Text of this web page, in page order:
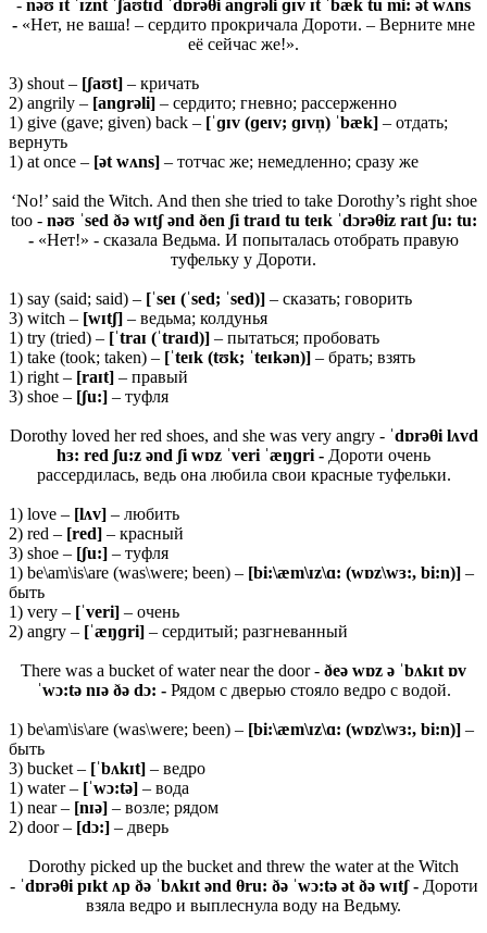
- nəʊ ɪt ˈɪznt ˈʃaʊtɪd ˈdɒrəθi anɡrəli ɡɪv ɪt ˈbæk tu mi: ət wʌns
- «Нет, не ваша! – сердито прокричала Дороти. – Верните мне
её сейчас же!».
3) shout – [ʃaʊt] – кричать
2) angrily – [anɡrəli] – сердито; гневно; рассерженно
1) give (gave; given) back – [ˈɡɪv (ɡeɪv; ɡɪvn̩) ˈbæk] – отдать;
вернуть
1) at once – [ət wʌns] – тотчас же; немедленно; сразу же
‘No!’ said the Witch. And then she tried to take Dorothy’s right shoe
too - nəʊ ˈsed ðə wɪtʃ ənd ðen ʃi traɪd tu teɪk ˈdɔrəθiz raɪt ʃu: tu:
- «Нет!» - сказала Ведьма. И попыталась отобрать правую
туфельку у Дороти.
1) say (said; said) – [ˈseɪ (ˈsed; ˈsed)] – сказать; говорить
3) witch – [wɪtʃ] – ведьма; колдунья
1) try (tried) – [ˈtraɪ (ˈtraɪd)] – пытаться; пробовать
1) take (took; taken) – [ˈteɪk (tʊk; ˈteɪkən)] – брать; взять
1) right – [raɪt] – правый
3) shoe – [ʃu:] – туфля
Dorothy loved her red shoes, and she was very angry - ˈdɒrəθi lʌvd
hɜ: red ʃu:z ənd ʃi wɒz ˈveri ˈæŋɡri - Дороти очень
рассердилась, ведь она любила свои красные туфельки.
1) love – [lʌv] – любить
2) red – [red] – красный
3) shoe – [ʃu:] – туфля
1) be\am\is\are (was\were; been) – [bi:\æm\ɪz\ɑ: (wɒz\wɜ:, bi:n)] –
быть
1) very – [ˈveri] – очень
2) angry – [ˈæŋɡri] – сердитый; разгневанный
There was a bucket of water near the door - ðeə wɒz ə ˈbʌkɪt ɒv
ˈwɔ:tə nɪə ðə dɔ: - Рядом с дверью стояло ведро с водой.
1) be\am\is\are (was\were; been) – [bi:\æm\ɪz\ɑ: (wɒz\wɜ:, bi:n)] –
быть
3) bucket – [ˈbʌkɪt] – ведро
1) water – [ˈwɔ:tə] – вода
1) near – [nɪə] – возле; рядом
2) door – [dɔ:] – дверь
Dorothy picked up the bucket and threw the water at the Witch
- ˈdɒrəθi pɪkt ʌp ðə ˈbʌkɪt ənd θru: ðə ˈwɔ:tə ət ðə wɪtʃ - Дороти
взяла ведро и выплеснула воду на Ведьму.